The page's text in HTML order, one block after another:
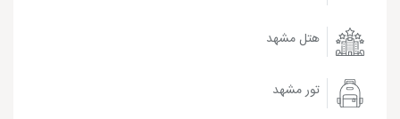
هتل مشهد
تور مشهد